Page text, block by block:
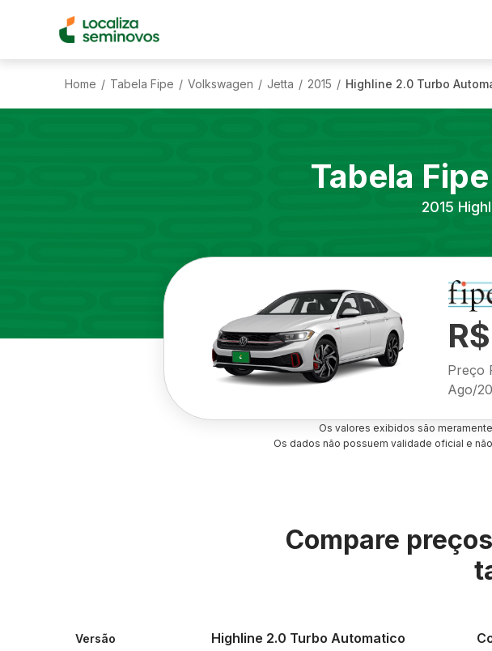
Home / Tabela Fipe / Volkswagen / Jetta / 2015 / Highline 2.0 Turbo
Tabela Fipe
2015
Preço
Ago/
Os valores exibidos são
Os dados não possuem validade oficial e
Compare
Versão Highline 2.0 Turbo Automatico